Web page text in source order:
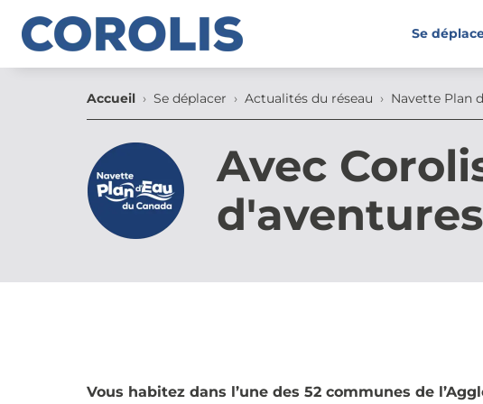
Se
Accueil Se déplacer Actualités du réseau Navette Plan
Avec
Vous habitez dans l’une des 52 communes de